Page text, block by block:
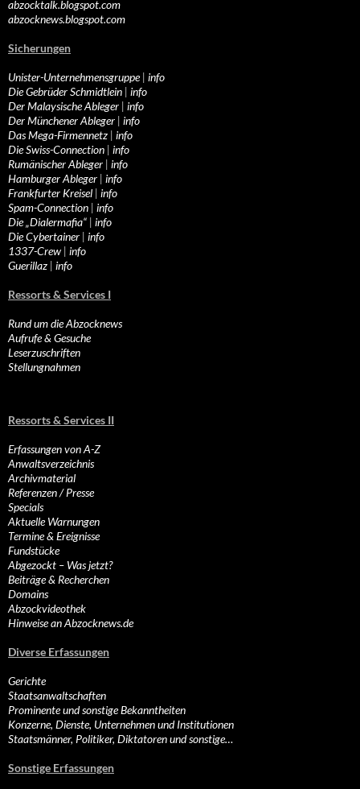
abzocktalk.blogspot.com
abzocknews.blogspot.com
Sicherungen
Unister-Unternehmensgruppe| info
Die Gebrüder Schmidtlein | info
Der Malaysische Ableger | info
Der Münchener Ableger | info
Das Mega-Firmennetz | info
Die Swiss-Connection | info
Rumänischer Ableger | info
Hamburger Ableger | info
Frankfurter Kreisel | info
Spam-Connection | info
Die „Dialermafia“ | info
Die Cybertainer | info
1337-Crew | info
Guerillaz | info
Ressorts & Services I
Rund um die Abzocknews
Aufrufe & Gesuche
Leserzuschriften
Stellungnahmen
Ressorts & Services II
Erfassungen von A-Z
Anwaltsverzeichnis
Archivmaterial
Referenzen / Presse
Specials
Aktuelle Warnungen
Termine & Ereignisse
Fundstücke
Abgezockt – Was jetzt?
Beiträge & Recherchen
Domains
Abzockvideothek
Hinweise an Abzocknews.de
Diverse Erfassungen
Gerichte
Staatsanwaltschaften
Prominente und sonstige Bekanntheiten
Konzerne, Dienste, Unternehmen und Institutionen
Staatsmänner, Politiker, Diktatoren und sonstige…
Sonstige Erfassungen